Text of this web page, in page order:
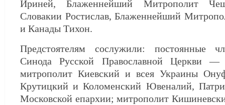
Ириней, Блаженнейший Митрополит
Словакии Ростислав, Блаженнейший
и Канады Тихон.
Предстоятелям сослужили: постоянные
Синода Русской Православной Церкви
митрополит Киевский и всея Украины
Крутицкий и Коломенский Ювеналий,
Московской епархии; митрополит